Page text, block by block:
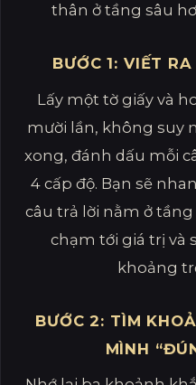
thân ở tầng sâu
BƯỚC 1: VIẾT
Lấy một tờ giấy và
mười lần, không suy
xong, đánh dấu mỗi
4 cấp độ. Bạn sẽ
câu trả lời nằm ở
chạm tới giá trị và
khoảng
BƯỚC 2: TÌM
MÌNH